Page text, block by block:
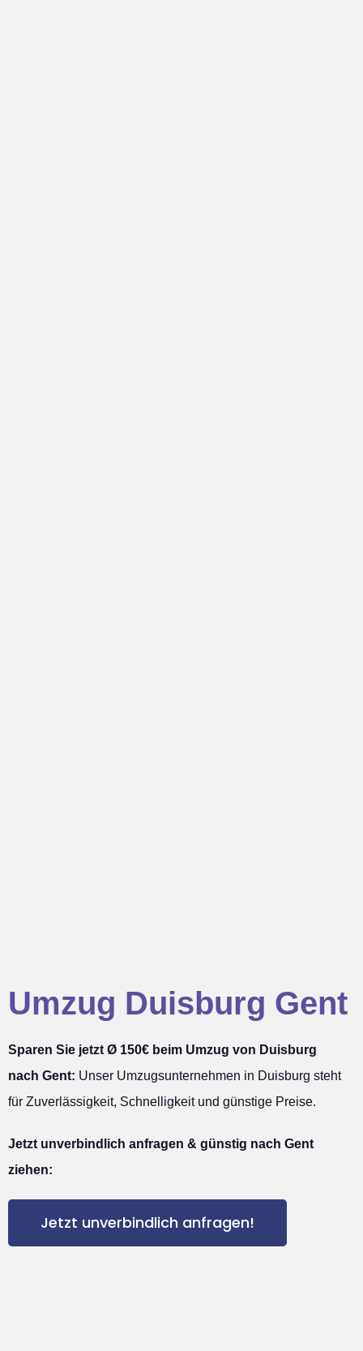
Umzug Duisburg Gent
Sparen Sie jetzt Ø 150€ beim Umzug von Duisburg
nach Gent: Unser Umzugsunternehmen in Duisburg steht
für Zuverlässigkeit, Schnelligkeit und günstige Preise.
Jetzt unverbindlich anfragen & günstig nach Gent
ziehen:
Jetzt unverbindlich anfragen!